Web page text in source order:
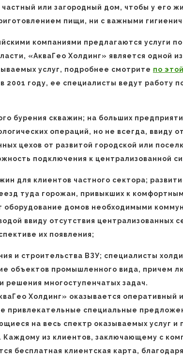
или загородный дом, чтобы у его
пищи, ни с важными
компаниями предлагаются услуги
«АкваГео Холдинг» является одной
услуг, подробнее смотрите по
2001 году, ее специалисты ведут работу
бурения скважин; на больших
операций, но не всегда, ввиду
цехов от развитой городской или
подключения к централизованной
для клиентов частного сектора;
туда горожан, привыкших к
оборудование домов необходимыми
ввиду отсутствия централизованных
их появления;
и строительства ВЗУ; специалисты
объектов промышленного вида, причем
решения многоступенчатых задач.
Холдинг» оказывается оперативный
привлекательные специальные
на весь спектр оказываемых услуг и
Каждому из клиентов, заключающему с
бесплатная клиентская карта,